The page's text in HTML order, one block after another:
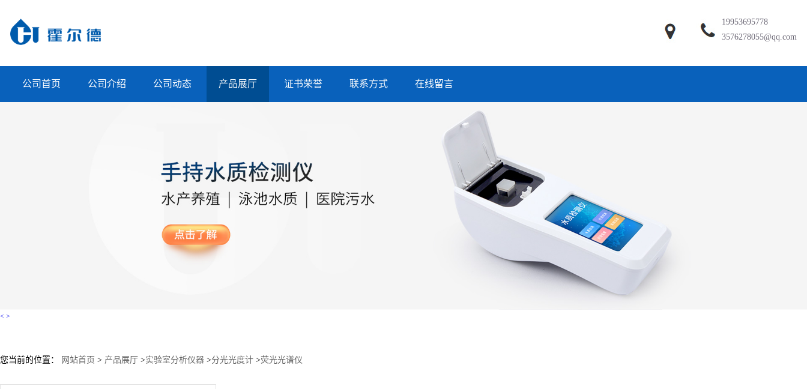
19953695778
3576278055@qq.com
公司首页 公司介绍 公司动态 产品展厅 证书荣誉 联系方式 在线留言
< >
您当前的位置： 网站首页 > 产品展厅 >实验室分析仪器 >分光光度计 >荧光光谱仪